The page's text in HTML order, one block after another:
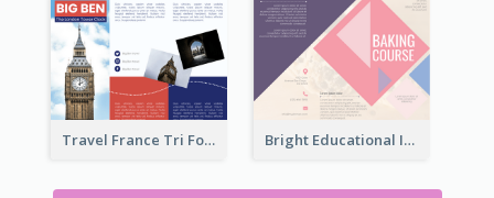
Travel France Tri Fold Brochure Bright Educational Information Tri Fold Brochure